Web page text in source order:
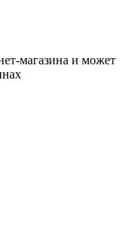
магазина и может